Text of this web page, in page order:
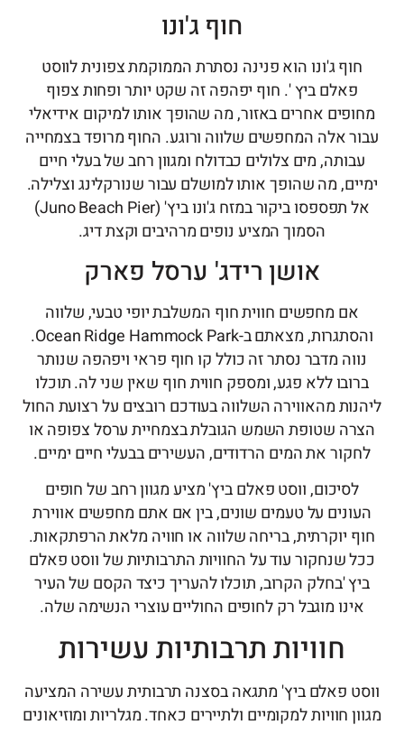
חוף ג'ונו
ג'ונו הוא פנינה נסתרת הממוקמת צפונית לווסט
פאלם ביץ '. חוף יפהפה זה שקט יותר ופחות צפוף
אחרים באזור, מה שהופך אותו למיקום אידיאלי
אלה המחפשים שלווה ורוגע. החוף מרופד בצמחייה
מים צלולים כבדולח ומגוון רחב של בעלי חיים
מה שהופך אותו למושלם עבור שנורקלינג וצלילה.
אל תפספסו ביקור במזח ג'ונו ביץ' (Juno Beach Pier)
הסמוך המציע נופים מרהיבים וקצת דיג.
אושן רידג' ערסל פארק
מחפשים חווית חוף המשלבת יופי טבעי, שלווה
והסתגרות, מצאתם ב-Ocean Ridge Hammock Park.
מדבר נסתר זה כולל קו חוף פראי ויפהפה שנותר
ללא פגע, ומספק חווית חוף שאין שני לה. תוכלו
מהאווירה השלווה בעודכם רובצים על רצועת החול
שטופת השמש הגובלת בצמחיית ערסל צפופה או
את המים הרדודים, העשירים בבעלי חיים ימיים.
ווסט פאלם ביץ' מציע מגוון רחב של חופים
על טעמים שונים, בין אם אתם מחפשים אווירת
יוקרתית, בריחה שלווה או חוויה מלאת הרפתקאות.
שנחקור עוד על החוויות התרבותיות של ווסט פאלם
'בחלק הקרוב, תוכלו להעריך כיצד הקסם של העיר
מוגבל רק לחופים החוליים עוצרי הנשימה שלה.
חוויות תרבותיות עשירות
פאלם ביץ' מתגאה בסצנה תרבותית עשירה המציעה
חוויות למקומיים ולתיירים כאחד. מגלריות ומוזיאונים